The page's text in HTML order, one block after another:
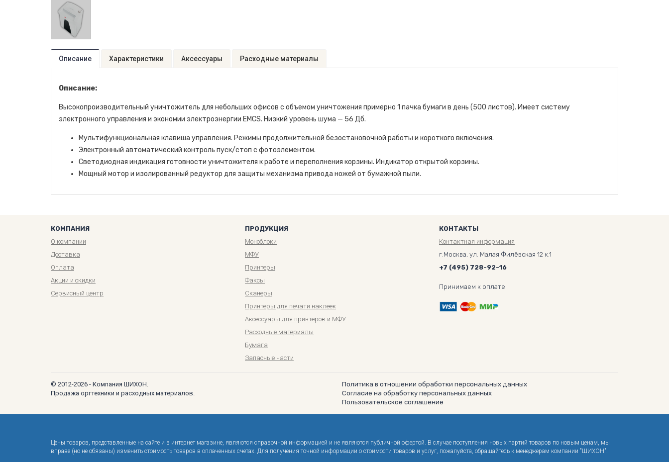
Описание Характеристики Аксессуары Расходные материалы
Описание:
Высокопроизводительный уничтожитель для небольших офисов с объемом уничтожения примерно 1 пачка бумаги в день (500 листов). Имеет систему
электронного управления и экономии электроэнергии EMCS. Низкий уровень шума — 56 Дб.
Мультифункциональная клавиша управления. Режимы продолжительной безостановочной работы и короткого включения.
Электронный автоматический контроль пуск/стоп с фотоэлементом.
Светодиодная индикация готовности уничтожителя к работе и переполнения корзины. Индикатор открытой корзины.
Мощный мотор и изолированный редуктор для защиты механизма привода ножей от бумажной пыли.
КОМПАНИЯ
О компании
Доставка
Оплата
Акции и скидки
Сервисный центр
ПРОДУКЦИЯ
Моноблоки
МФУ
Принтеры
Факсы
Сканеры
Принтеры для печати наклеек
Аксессуары для принтеров и МФУ
Расходные материалы
Бумага
Запасные части
КОНТАКТЫ
Контактная информация
г.Москва, ул. Малая Филёвская 12 к.1
+7 (495) 728-92-16
Принимаем к оплате
© 2012-2026 - Компания ШИХОН.
Продажа оргтехники и расходных материалов.
Политика в отношении обработки персональных данных
Согласие на обработку персональных данных
Пользовательское соглашение
Цены товаров, представленные на сайте и в интернет магазине, являются справочной информацией и не являются публичной офертой. В случае поступления новых партий товаров по новым ценам, мы
вправе (но не обязаны) изменить стоимость товаров в оплаченных счетах. Для получения точной информации о стоимости товаров и услуг, пожалуйста, обращайтесь к менеджерам компании "ШИХОН".